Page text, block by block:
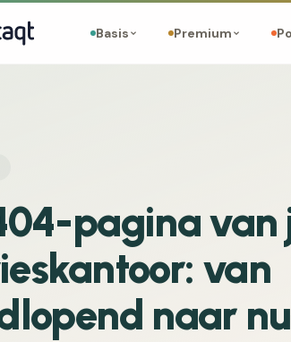
Basis Premium
pagina van
van
naar